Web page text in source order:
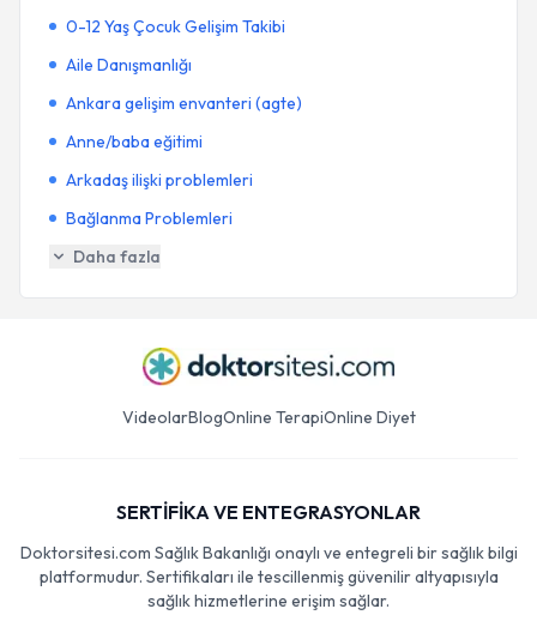
0-12 Yaş Çocuk Gelişim Takibi
Aile Danışmanlığı
Ankara gelişim envanteri (agte)
Anne/baba eğitimi
Arkadaş ilişki problemleri
Bağlanma Problemleri
Daha fazla
VideolarBlogOnline TerapiOnline Diyet
SERTİFİKA VE ENTEGRASYONLAR
Doktorsitesi.com Sağlık Bakanlığı onaylı ve entegreli bir sağlık bilgi
platformudur. Sertifikaları ile tescillenmiş güvenilir altyapısıyla
sağlık hizmetlerine erişim sağlar.